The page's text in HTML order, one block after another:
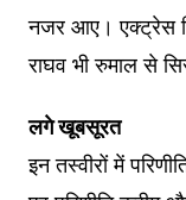
नजर आए। एक्ट्रेस
राघव भी रुमाल से
लगे खूबसूरत
इन तस्वीरों में